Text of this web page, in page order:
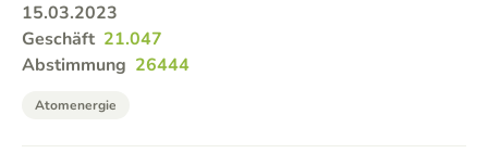
15.03.2023
Geschäft 21.047
Abstimmung 26444
Atomenergie